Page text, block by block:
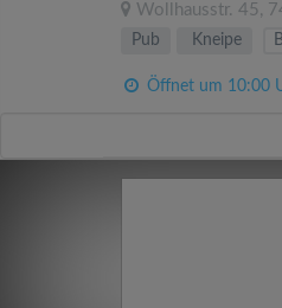
Wollhausstr. 45 ,
Pub
Kneipe
Öffnet um 10:00